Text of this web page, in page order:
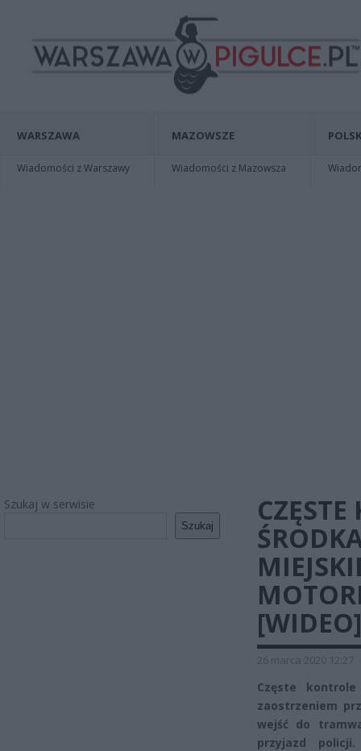
WARSZAWA
Wiadomości z Warszawy
MAZOWSZE
Wiadomości z Mazowsza
Szukaj w serwisie
Szukaj
[WIDEO]
26 marca 2020 12:27
Częste
zaostrzeniem
wejść do
przyjazd